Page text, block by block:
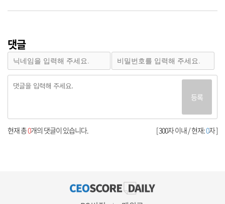
댓글
등록
[ 300자 이내 / 현재:0자 ]
현재 총0개의 댓글이 있습니다.